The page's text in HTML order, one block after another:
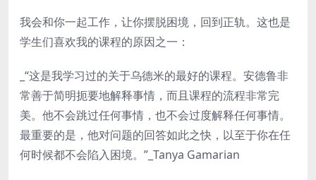
我会和你一起工作，让你摆脱困境，回到正轨。这也是
学生们喜欢我的课程的原因之一：
_“这是我学习过的关于乌德米的最好的课程。安德鲁非
常善于简明扼要地解释事情，而且课程的流程非常完
美。他不会跳过任何事情，也不会过度解释任何事情。
最重要的是，他对问题的回答如此之快，以至于你在任
何时候都不会陷入困境。”_Tanya Gamarian